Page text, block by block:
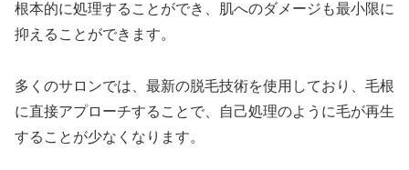
根本的に処理することができ、肌へのダメージも最小限に
抑えることができます。
多くのサロンでは、最新の脱毛技術を使用しており、毛根
に直接アプローチすることで、自己処理のように毛が再生
することが少なくなります。